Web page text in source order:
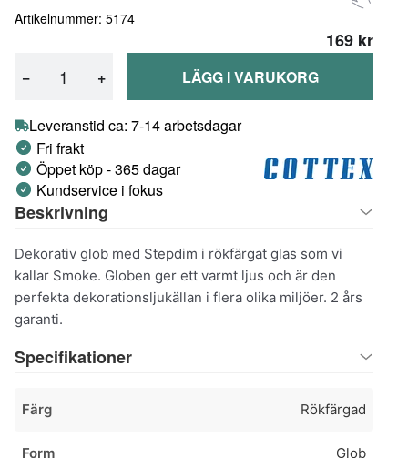
Artikelnummer: 5174
169 kr
− + LÄGG I VARUKORG
Leveranstid ca: 7-14 arbetsdagar
Fri frakt
Öppet köp - 365 dagar
Kundservice i fokus
Beskrivning
Dekorativ glob med Stepdim i rökfärgat glas som vi
kallar Smoke. Globen ger ett varmt ljus och är den
perfekta dekorationsljukällan i flera olika miljöer. 2 års
garanti.
Specifikationer
Färg Rökfärgad
Form Glob